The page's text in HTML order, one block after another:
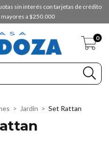
sin interés con tarjetas de crédito
a $250.000
0
> Jardin > Set Rattan